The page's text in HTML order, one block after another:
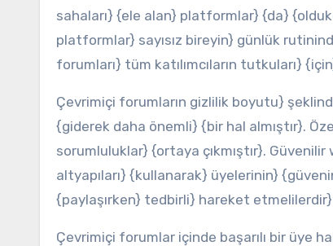
sahaları} {ele alan} platformlar} {da}
platformlar} sayısız bireyin} günlük
forumları} tüm katılımcıların tutkuları}
Çevrimiçi forumların gizlilik boyutu}
{giderek daha önemli} {bir hal almıştır}.
sorumluluklar} {ortaya çıkmıştır}.
altyapıları} {kullanarak} üyelerinin}
{paylaşırken} tedbirli} hareket etmelilerdir}
Çevrimiçi forumlar içinde başarılı bir üye